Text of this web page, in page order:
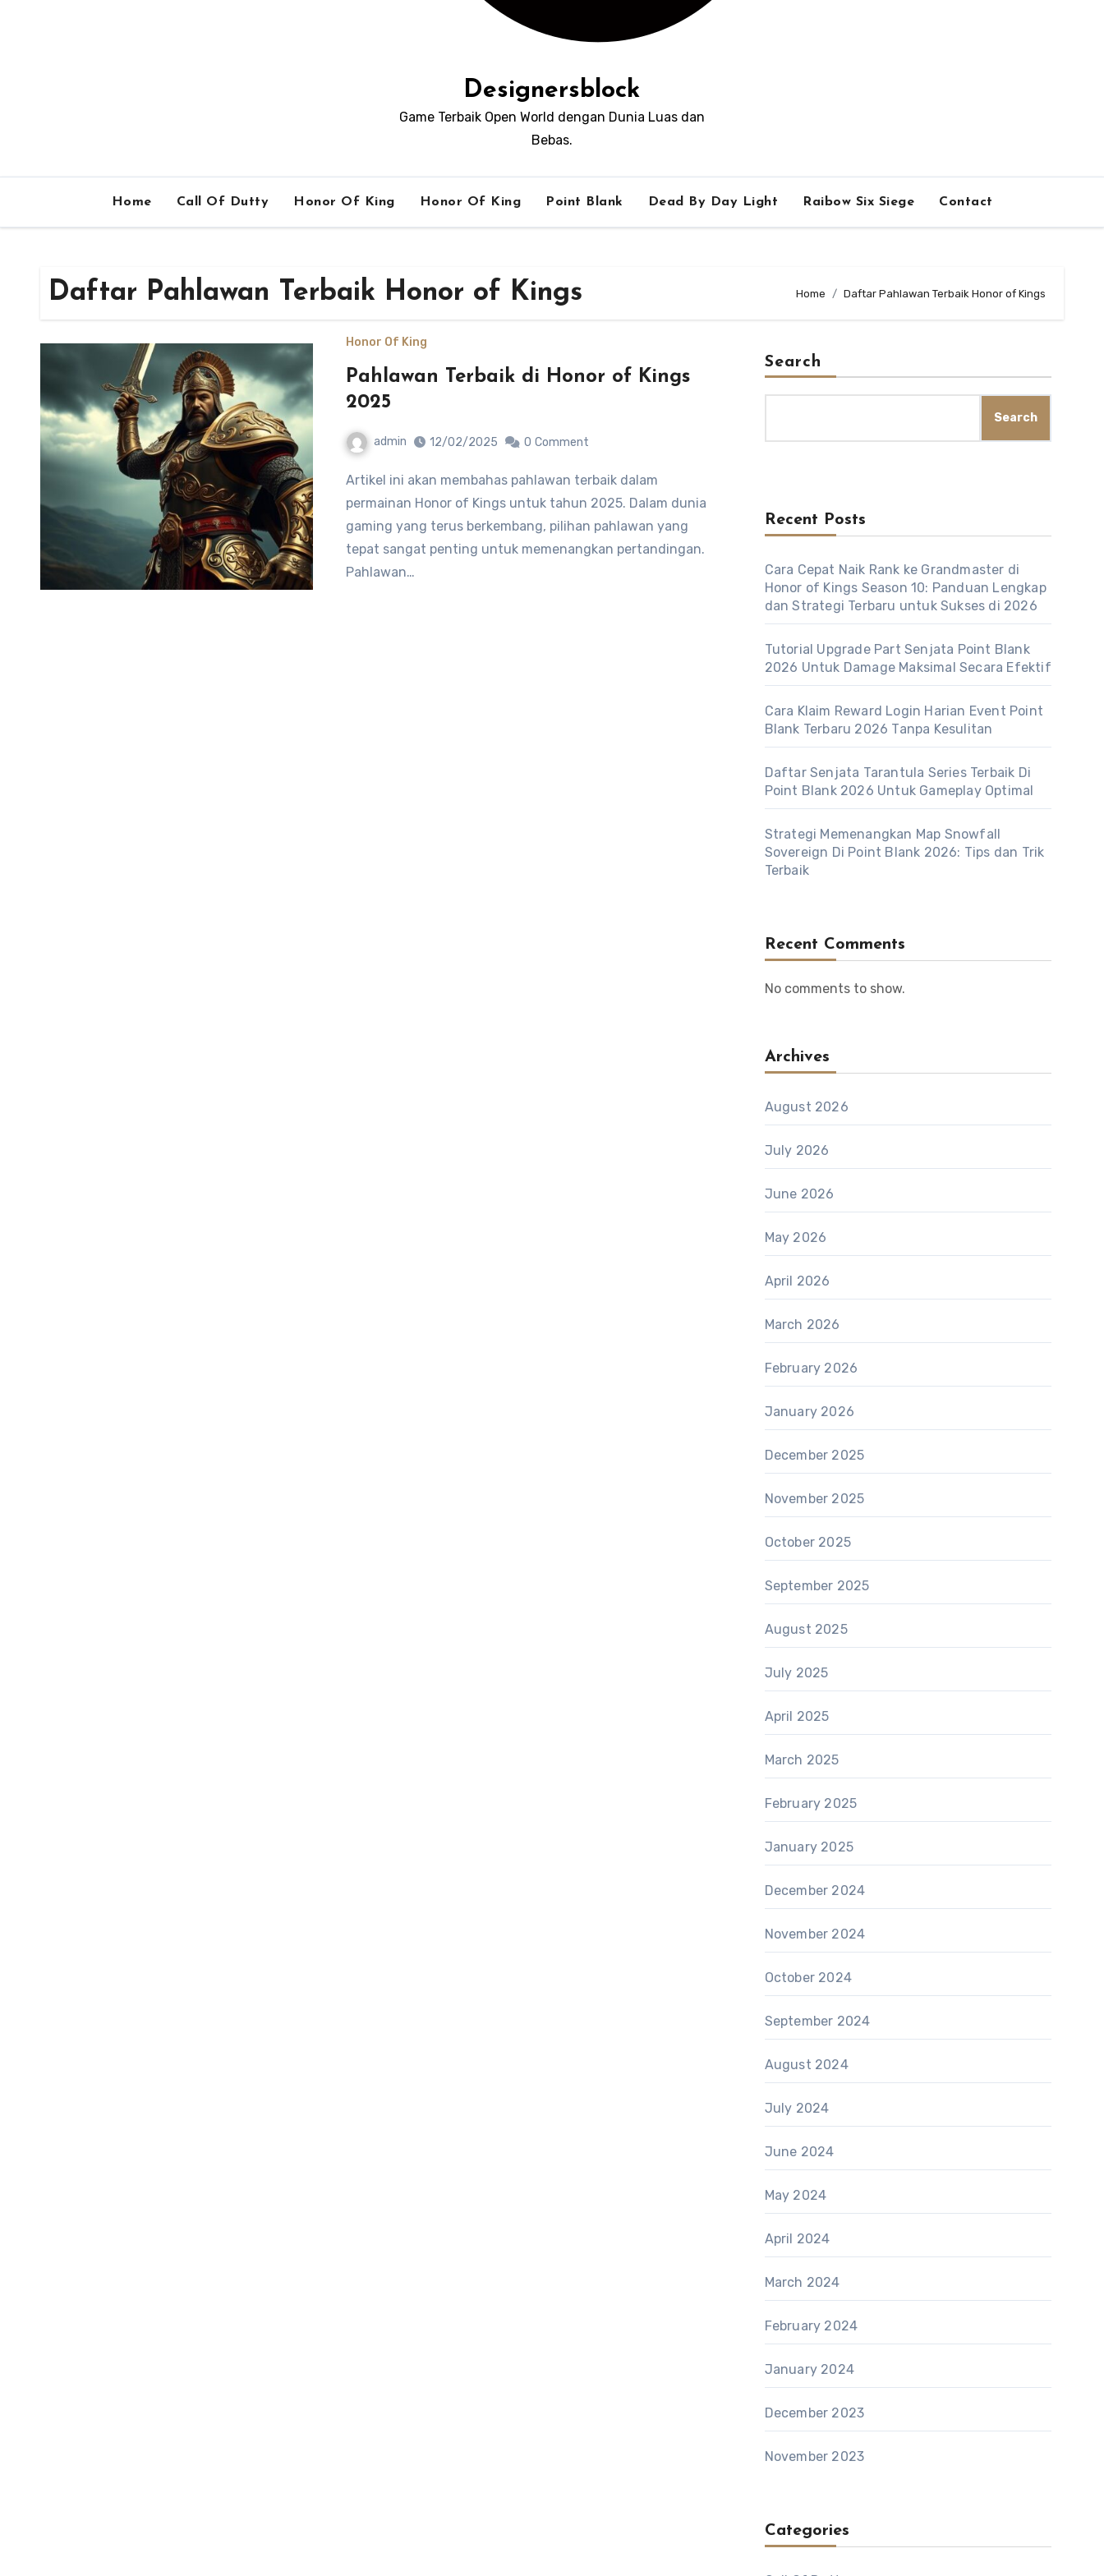
Designersblock
Game Terbaik Open World dengan Dunia Luas dan
Bebas.
Home Call Of Dutty Honor Of King Honor Of King Point Blank Dead By Day Light Raibow Six Siege Contact
Daftar Pahlawan Terbaik Honor of Kings Home Daftar Pahlawan Terbaik Honor of Kings
Honor Of King
Pahlawan Terbaik di Honor of Kings
2025
admin 12/02/2025 0 Comment
Artikel ini akan membahas pahlawan terbaik dalam
permainan Honor of Kings untuk tahun 2025. Dalam dunia
gaming yang terus berkembang, pilihan pahlawan yang
tepat sangat penting untuk memenangkan pertandingan.
Pahlawan…
Search
Search
Recent Posts
Cara Cepat Naik Rank ke Grandmaster di
Honor of Kings Season 10: Panduan Lengkap
dan Strategi Terbaru untuk Sukses di 2026
Tutorial Upgrade Part Senjata Point Blank
2026 Untuk Damage Maksimal Secara Efektif
Cara Klaim Reward Login Harian Event Point
Blank Terbaru 2026 Tanpa Kesulitan
Daftar Senjata Tarantula Series Terbaik Di
Point Blank 2026 Untuk Gameplay Optimal
Strategi Memenangkan Map Snowfall
Sovereign Di Point Blank 2026: Tips dan Trik
Terbaik
Recent Comments
No comments to show.
Archives
August 2026
July 2026
June 2026
May 2026
April 2026
March 2026
February 2026
January 2026
December 2025
November 2025
October 2025
September 2025
August 2025
July 2025
April 2025
March 2025
February 2025
January 2025
December 2024
November 2024
October 2024
September 2024
August 2024
July 2024
June 2024
May 2024
April 2024
March 2024
February 2024
January 2024
December 2023
November 2023
Categories